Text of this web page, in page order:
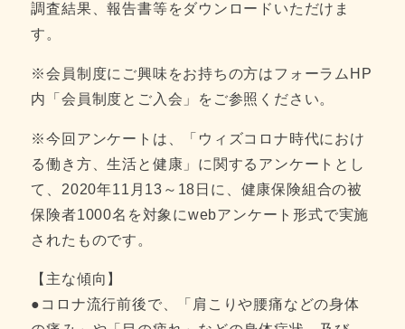
調査結果、報告書等をダウンロードいただけま
す。
※会員制度にご興味をお持ちの方はフォーラムHP
内「会員制度とご入会」をご参照ください。
※今回アンケートは、「ウィズコロナ時代におけ
る働き方、生活と健康」に関するアンケートとし
て、2020年11月13～18日に、健康保険組合の被
保険者1000名を対象にwebアンケート形式で実施
されたものです。
【主な傾向】
●コロナ流行前後で、「肩こりや腰痛などの身体